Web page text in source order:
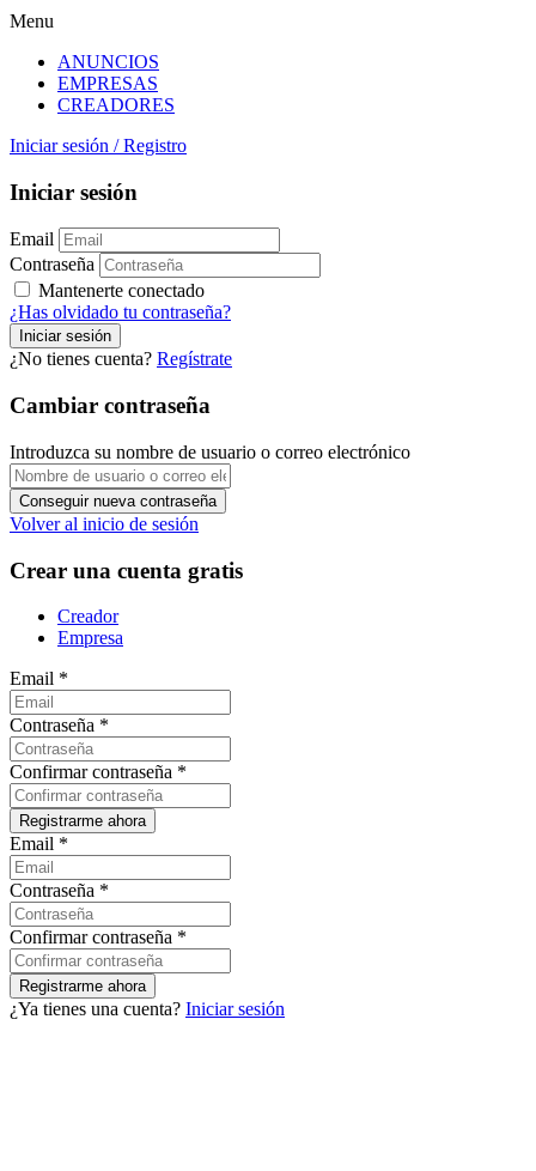
Menu
ANUNCIOS
EMPRESAS
CREADORES
Iniciar sesión / Registro
Iniciar sesión
Email
Contraseña
Mantenerte conectado
¿Has olvidado tu contraseña?
¿No tienes cuenta? Regístrate
Cambiar contraseña
Introduzca su nombre de usuario o correo electrónico
Volver al inicio de sesión
Crear una cuenta gratis
Creador
Empresa
Email *
Contraseña *
Confirmar contraseña *
Email *
Contraseña *
Confirmar contraseña *
¿Ya tienes una cuenta? Iniciar sesión